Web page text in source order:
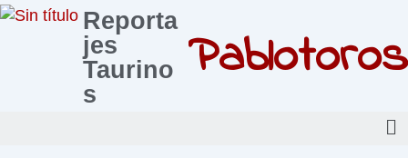
Reporta
jes
Taurino
s
Pablotoros